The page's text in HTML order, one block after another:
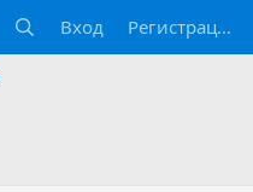
Вход Регистрация